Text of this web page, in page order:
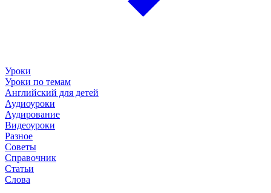
Уроки
Уроки по темам
Английский для детей
Аудиоуроки
Аудирование
Видеоуроки
Разное
Советы
Справочник
Статьи
Слова